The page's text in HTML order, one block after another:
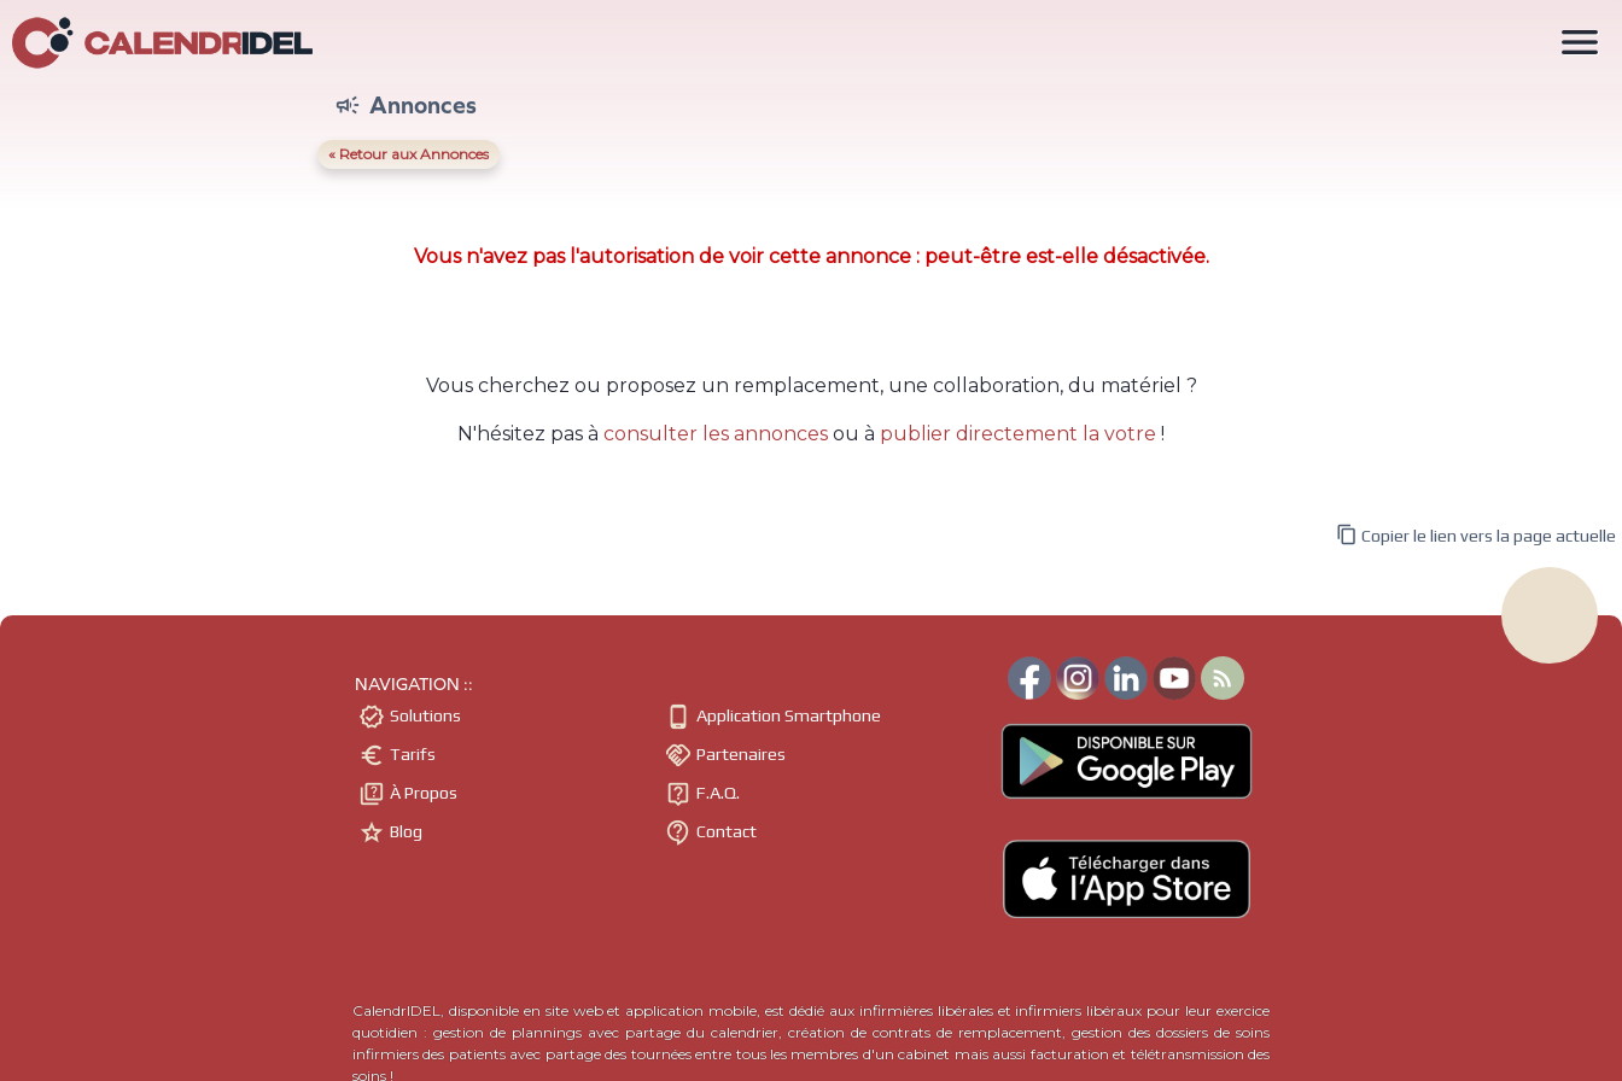
 Annonces
« Retour aux Annonces
Vous n'avez pas l'autorisation de voir cette annonce : peut-être est-elle désactivée.
Vous cherchez ou proposez un remplacement, une collaboration, du matériel ?
N'hésitez pas à consulter les annonces ou à publier directement la votre !

 Copier le lien vers la page actuelle
NAVIGATION ::
 Solutions
 Tarifs
 À Propos
 Blog
 Application Smartphone
 Partenaires
 F.A.Q.
 Contact

CalendrIDEL, disponible en site web et application mobile, est dédié aux infirmières libérales et infirmiers libéraux pour leur exercice
quotidien : gestion de plannings avec partage du calendrier, création de contrats de remplacement, gestion des dossiers de soins
infirmiers des patients avec partage des tournées entre tous les membres d'un cabinet mais aussi facturation et télétransmission des
soins !